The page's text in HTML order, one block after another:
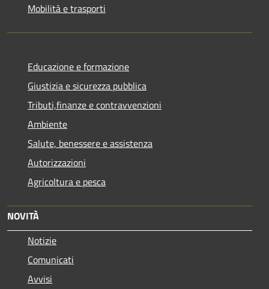
Mobilità e trasporti
Educazione e formazione
Giustizia e sicurezza pubblica
Tributi,finanze e contravvenzioni
Ambiente
Salute, benessere e assistenza
Autorizzazioni
Agricoltura e pesca
NOVITÀ
Notizie
Comunicati
Avvisi